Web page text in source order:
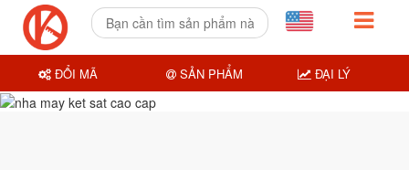
ĐỔI MÃ SẢN PHẨM ĐẠI LÝ